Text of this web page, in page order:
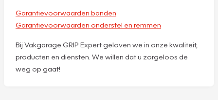
Garantievoorwaarden banden
Garantievoorwaarden onderstel en remmen
Bij Vakgarage GRIP Expert geloven we in onze kwaliteit,
producten en diensten. We willen dat u zorgeloos de
weg op gaat!